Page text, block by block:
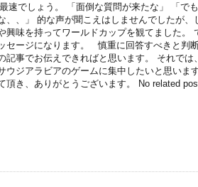
速でしょう。 「面倒な質問が来たな」 「で
、、」 的な声が聞こえはしませんでしたが
興味を持ってワールドカップを観てました。
セージになります。 慎重に回答すべきと判
記事でお伝えできればと思います。 それで
ウジアラビアのゲームに集中したいと思い
頂き、ありがとうございます。 No related